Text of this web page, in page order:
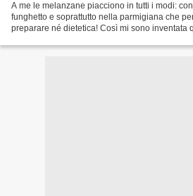
A me le melanzane piacciono in tutti i modi:
funghetto e soprattutto nella parmigiana che
preparare né dietetica! Così mi sono inventata